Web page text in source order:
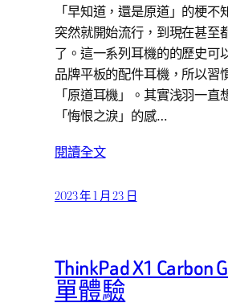
「早知道，還是原道」的梗不
突然就開始流行，到現在甚至
了。這一系列耳機的的歷史可
品牌平板的配件耳機，所以習
「原道耳機」。其實浅羽一直
「悔恨之淚」的感…
閱讀全文
2023 年 1 月 23 日
ThinkPad X1 Carbon
單體驗